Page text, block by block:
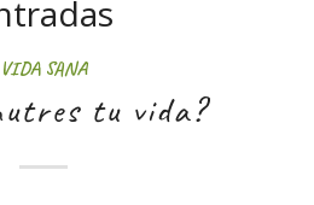
VIDA SANA
tu vida?